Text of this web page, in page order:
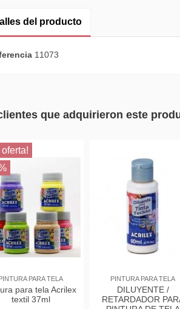
del producto
11073
que adquirieron este
oferta!
PARA TELA
para tela Acrilex
textil 37ml
PINTURA PARA TELA
DILUYENTE /
RETARDADOR